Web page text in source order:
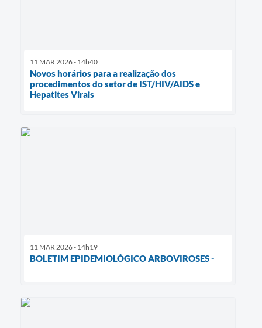
11 MAR 2026 - 14h40
Novos horários para a realização dos
procedimentos do setor de IST/HIV/AIDS e
Hepatites Virais
11 MAR 2026 - 14h19
BOLETIM EPIDEMIOLÓGICO ARBOVIROSES -